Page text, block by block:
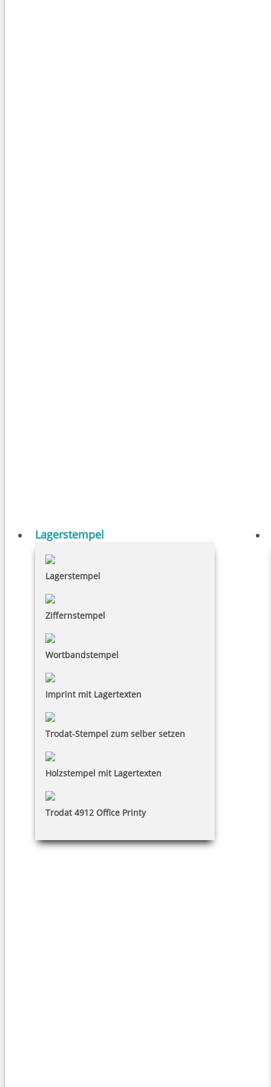
Lagerstempel
Lagerstempel
Ziffernstempel
Wortbandstempel
Imprint mit Lagertexten
Trodat-Stempel zum selber setzen
Holzstempel mit Lagertexten
Trodat 4912 Office Printy